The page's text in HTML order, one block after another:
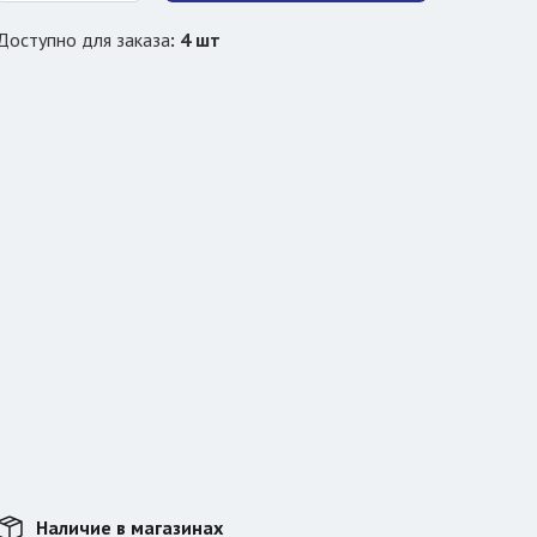
для заказа: 4шт
Наличие в магазинах